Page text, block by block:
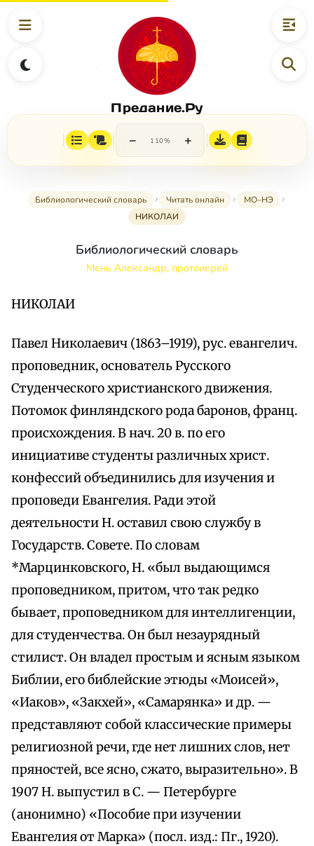
Предание.Ру
− 110% +
Библиологический словарь Читать онлайн
МО–НЭ
НИКОЛАИ
Библиологический словарь
Мень Александр, протоиерей
НИКОЛАИ
Павел Николаевич (1863–1919), рус. евангелич.
проповедник, основатель Русского
Студенческого христианского движения.
Потомок финляндского рода баронов, франц.
происхождения. В нач. 20 в. по его
инициативе студенты различных христ.
конфессий объединились для изучения и
проповеди Евангелия. Ради этой
деятельности Н. оставил свою службу в
Государств. Совете. По словам
*Марцинковского, Н. «был выдающимся
проповедником, притом, что так редко
бывает, проповедником для интеллигенции,
для студенчества. Он был незаурядный
стилист. Он владел простым и ясным языком
Библии, его библейские этюды «Моисей»,
«Иаков», «Закхей», «Самарянка» и др. —
представляют собой классические примеры
религиозной речи, где нет лишних слов, нет
пряностей, все ясно, сжато, выразительно». В
1907 Н. выпустил в С. — Петербурге
(анонимно) «Пособие при изучении
Евангелия от Марка» (посл. изд.: Пг., 1920).